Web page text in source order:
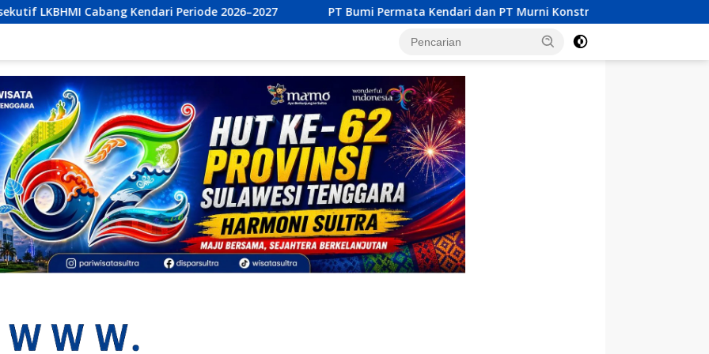
Periode 2026–2027 PT Bumi Permata Kendari dan PT Murni Konstruksi Indonesia Dilaporkan MPM UHO Terkait